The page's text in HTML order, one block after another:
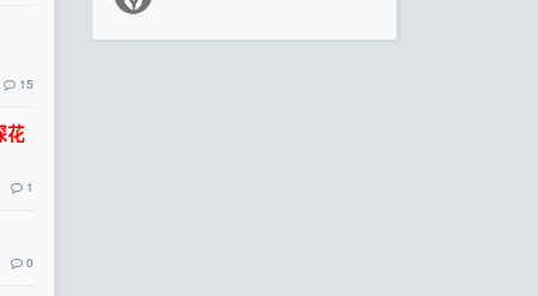
15
花
1
0